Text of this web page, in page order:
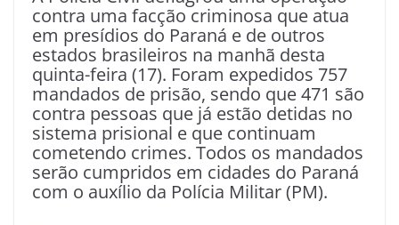
contra uma facção criminosa que atua
em presídios do Paraná e de outros
estados brasileiros na manhã desta
quinta-feira (17). Foram expedidos 757
mandados de prisão, sendo que 471 são
contra pessoas que já estão detidas no
sistema prisional e que continuam
cometendo crimes. Todos os mandados
serão cumpridos em cidades do Paraná
com o auxílio da Polícia Militar (PM).